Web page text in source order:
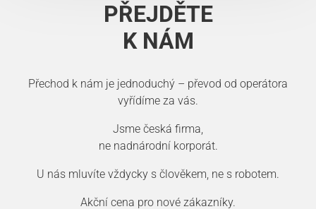
PŘEJDĚTE
K NÁM
Přechod k nám je jednoduchý – převod od operátora
vyřídíme za vás.
Jsme česká firma,
ne nadnárodní korporát.
U nás mluvíte vždycky s člověkem, ne s robotem.
Akční cena pro nové zákazníky.